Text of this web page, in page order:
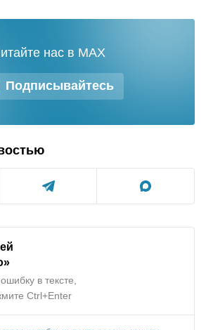
Подписывайтесь
нас в MAX
в тексте,
Ctrl+Enter